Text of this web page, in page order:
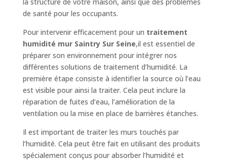
de santé pour les occupants.
Pour intervenir efficacement pour un traitement
humidité mur Saintry Sur Seine,il est essentiel de
préparer son environnement pour intégrer nos
différentes solutions de traitement d’humidité. La
première étape consiste à identifier la source où l’eau
est visible pour ainsi la traiter. Cela peut inclure la
réparation de fuites d’eau, l’amélioration de la
ventilation ou la mise en place de barrières étanches.
Il est important de traiter les murs touchés par
l’humidité. Cela peut être fait en utilisant des produits
spécialement conçus pour absorber l’humidité et